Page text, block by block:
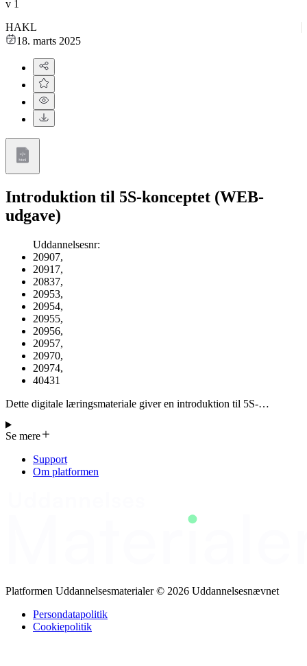
v 1
HAKL
18. marts 2025
Introduktion til 5S-konceptet (WEB-
udgave)
Uddannelsesnr:
20907,
20917,
20837,
20953,
20954,
20955,
20956,
20957,
20970,
20974,
40431
Dette digitale læringsmateriale giver en introduktion til 5S-
(mikrolæring), der kan anvendes på LMS-systemer: Introduktion til
5S-konceptet, PDCA, KAIZEN, KANBAN samt
Værdistrømsanalyse (Materiale er udviklet til brug i kurserne 20907,
20917, 20837, 20953, 20954, 20955, 20956, 20957, 20970, 20974
og 40431)
Se mere
Support
Om platformen
Platformen Uddannelsesmaterialer © 2026 Uddannelsesnævnet
Persondatapolitik
Cookiepolitik